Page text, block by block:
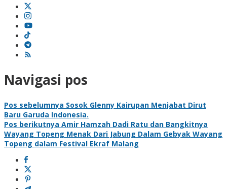
Navigasi pos
Pos sebelumnya Sosok Glenny Kairupan Menjabat Dirut
Baru Garuda Indonesia.
Pos berikutnya Amir Hamzah Dadi Ratu dan Bangkitnya
Wayang Topeng Menak Dari Jabung Dalam Gebyak Wayang
Topeng dalam Festival Ekraf Malang